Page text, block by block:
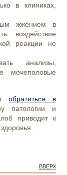
в клиниках,
жжением в
воздействие
реакции не
анализы,
мочеполовые
обратиться в
патологии и
приводит к
ВВЕРХ